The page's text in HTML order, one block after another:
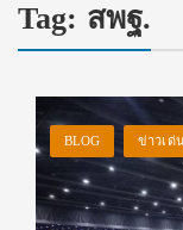
Tag: สพฐ.
BLOG ข่าวเด่